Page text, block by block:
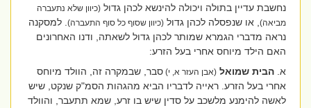
נחשבת עדיין בתולה ויכולה להינשא לכהן גדול(כיוון שלא נתעברה
מביאה), או שנפסלה לכהן גדול(כיוון שסוף כל סוף התעברה). למסקנה
נראה מדברי הגמרא שמותר לכהן גדול לשאתה, ודנו האחרונים
האם הילד מיוחס אחרי בעל הזרע:
א.הבית שמואל (אבן העזר א, י) סבר, שבמקרה זה, הוולד מיוחס
אחרי בעל הזרע. ראייה לדבריו הביא מהגהות הסמ"ק שנקט, שיש
לאשה להימנע מלשכב על סדין שיש בו זרע, שמא תתעבר, והוולד